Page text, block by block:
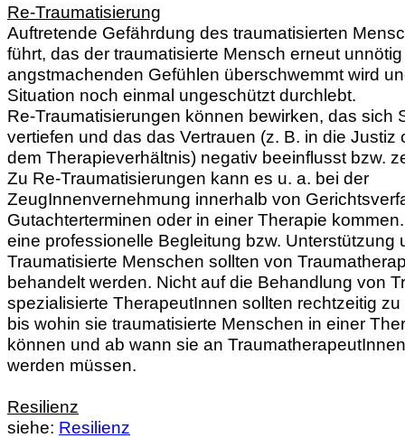
Re-Traumatisierung
Auftretende Gefährdung des traumatisierten
führt, das der traumatisierte Mensch erneut
angstmachenden Gefühlen überschwemmt wird
Situation noch einmal ungeschützt durchlebt.
Re-Traumatisierungen können bewirken, das sich
vertiefen und das das Vertrauen (z. B. in die Justiz
dem Therapieverhältnis) negativ beeinflusst bzw.
Zu Re-Traumatisierungen kann es u. a. bei der
ZeugInnenvernehmung innerhalb von
Gutachterterminen oder in einer Therapie
eine professionelle Begleitung bzw. Unterstützung
Traumatisierte Menschen sollten von
behandelt werden. Nicht auf die Behandlung von
spezialisierte TherapeutInnen sollten rechtzeitig
bis wohin sie traumatisierte Menschen in einer
können und ab wann sie an
werden müssen.
Resilienz
siehe: Resilienz